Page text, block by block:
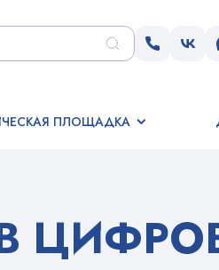
ПЛОЩАДКА